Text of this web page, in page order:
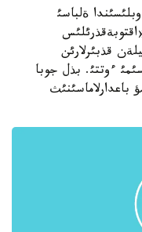
ةلباسئ
قذبئرلارئن
ءوتتئ. بذل جوبا
باعدارلاماسئنئث